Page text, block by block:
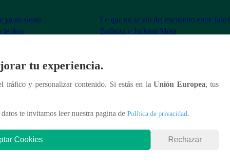
ya no siente
le deja
Lo que no se vio del encuentro entre Janet
Barboza y Jackson Mora
tu experiencia.
tráfico y personalizar contenido. Si estás en laUnión Europea, tus
te invitamos leer nuestra pagina de Política de privacidad.
Cookies Rechazar